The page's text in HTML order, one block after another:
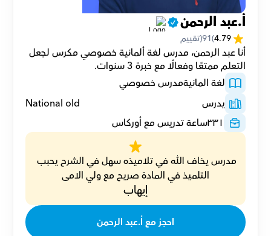
أ.عبد الرحمن
4.79
(
91(تقييم
التعلم ممتعًا وفعالًا مع خبرة 3 سنوات.
لغة المانيةمدرس خصوصي
يدرس
National old
٣٣١ساعة تدريس مع أوركاس
التلميذ في المادة صريح مع ولي الامى
إيهاب
احجز مع أ.عبد الرحمن